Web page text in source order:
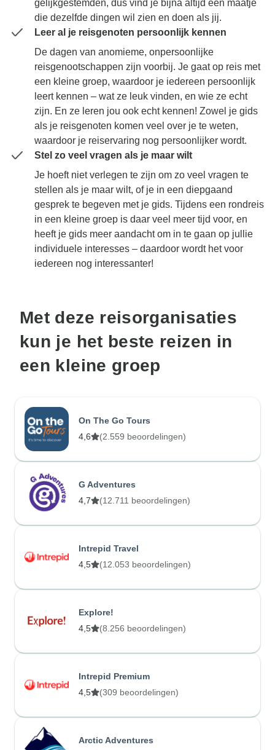
gelijkgestemden, dus vind je bijna altijd een maatje
die dezelfde dingen wil zien en doen als jij.
Leer al je reisgenoten persoonlijk kennen
De dagen van anomieme, onpersoonlijke
reisgenootschappen zijn voorbij. Je gaat op reis met
een kleine groep, waardoor je iedereen persoonlijk
leert kennen – wat ze leuk vinden, en wie ze echt
zijn. En ze leren jou ook echt kennen! Zowel je gids
als je reisgenoten komen veel over je te weten,
waardoor je reiservaring nog persoonlijker wordt.
Stel zo veel vragen als je maar wilt
Je hoeft niet verlegen te zijn om zo veel vragen te
stellen als je maar wilt, of je in een diepgaand
gesprek te begeven met je gids. Tijdens een rondreis
in een kleine groep is daar veel meer tijd voor, en
heeft je gids meer aandacht om in te gaan op jullie
individuele interesses – daardoor wordt het voor
iedereen nog interessanter!
Met deze reisorganisaties
kun je het beste reizen in
een kleine groep
On The Go Tours
4,6
(2.559 beoordelingen)
G Adventures
4,7
(12.711 beoordelingen)
Intrepid Travel
4,5
(12.053 beoordelingen)
Explore!
4,5
(8.256 beoordelingen)
Intrepid Premium
4,5
(309 beoordelingen)
Arctic Adventures